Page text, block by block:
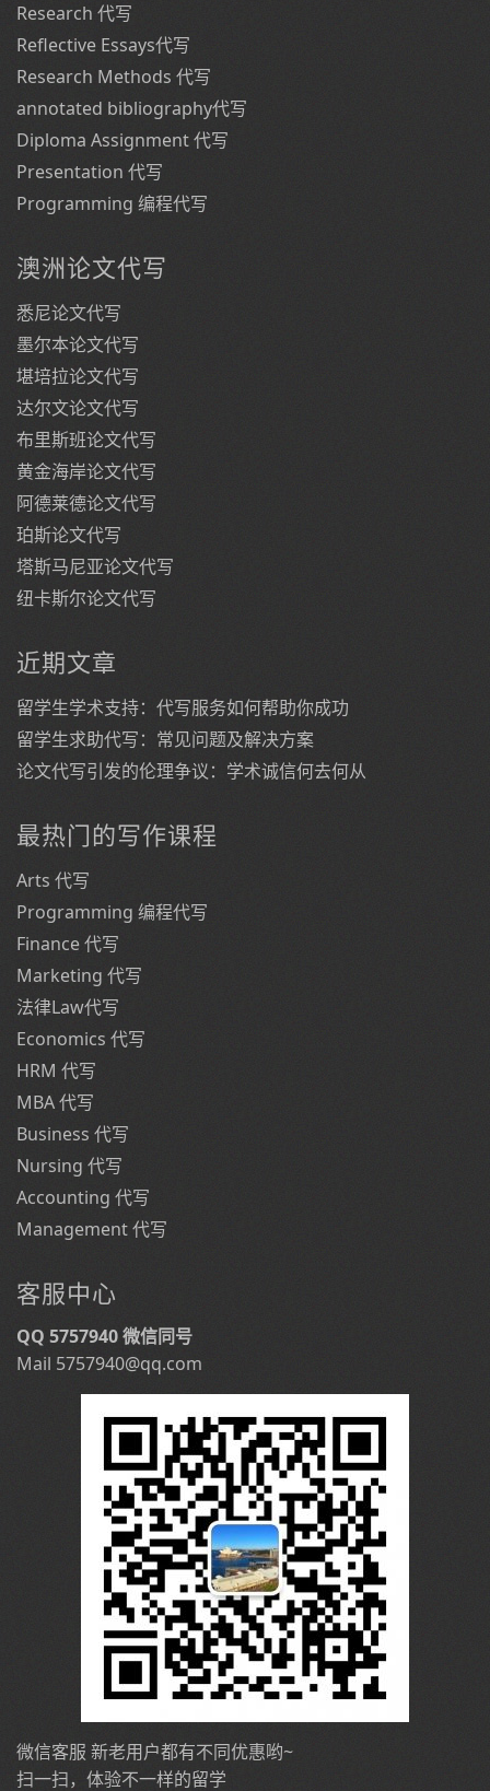
Research 代写
Reflective Essays代写
Research Methods 代写
annotated bibliography代写
Diploma Assignment 代写
Presentation 代写
Programming 编程代写
澳洲论文代写
悉尼论文代写
墨尔本论文代写
堪培拉论文代写
达尔文论文代写
布里斯班论文代写
黄金海岸论文代写
阿德莱德论文代写
珀斯论文代写
塔斯马尼亚论文代写
纽卡斯尔论文代写
近期文章
留学生学术支持：代写服务如何帮助你成功
留学生求助代写：常见问题及解决方案
论文代写引发的伦理争议：学术诚信何去何从
最热门的写作课程
Arts 代写
Programming 编程代写
Finance 代写
Marketing 代写
法律Law代写
Economics 代写
HRM 代写
MBA 代写
Business 代写
Nursing 代写
Accounting 代写
Management 代写
客服中心
QQ 5757940 微信同号
Mail 5757940@qq.com
微信客服 新老用户都有不同优惠哟~
扫一扫，体验不一样的留学